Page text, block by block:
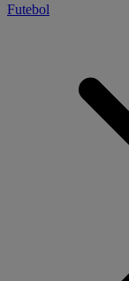
Futebol